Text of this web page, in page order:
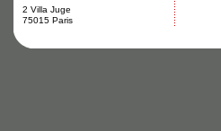
2 Villa Juge
75015 Paris